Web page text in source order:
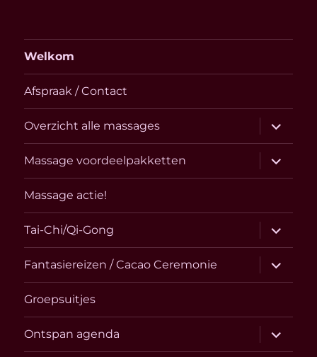
Welkom
Afspraak / Contact
Overzicht alle massages
Massage voordeelpakketten
Massage actie!
Tai-Chi/Qi-Gong
Fantasiereizen / Cacao Ceremonie
Groepsuitjes
Ontspan agenda